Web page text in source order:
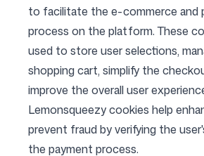
to facilitate the e-commerce and
process on the platform. These
used to store user selections,
shopping cart, simplify the
improve the overall user
Lemonsqueezy cookies help
prevent fraud by verifying the
the payment process.